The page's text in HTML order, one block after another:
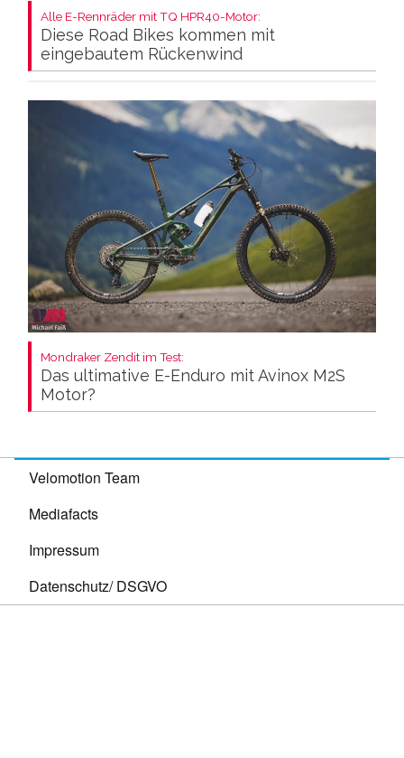
Alle E-Rennräder mit TQ HPR40-Motor:
Diese Road Bikes kommen mit
eingebautem Rückenwind
Mondraker Zendit im Test:
Das ultimative E-Enduro mit Avinox M2S
Motor?
Velomotion Team
Mediafacts
Impressum
Datenschutz/ DSGVO